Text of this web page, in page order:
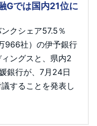
Gでは国内21位に
クシェア57.5％
966社）の伊予銀行
ングスと、県内2
銀行が、7月24日
することを発表し